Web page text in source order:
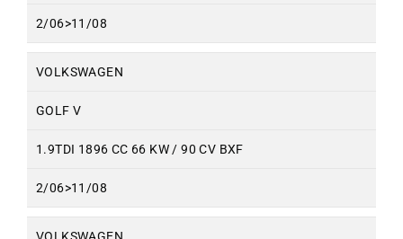
2/06>11/08
VOLKSWAGEN
GOLF V
1.9TDI 1896 CC 66 KW / 90 CV BXF
2/06>11/08